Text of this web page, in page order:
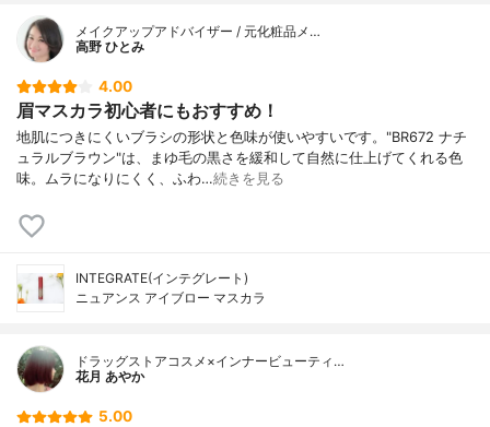
メイクアップアドバイザー / 元化粧品メ…
高野 ひとみ
4.00
眉マスカラ初心者にもおすすめ！
地肌につきにくいブラシの形状と色味が使いやすいです。"BR672 ナチ
ュラルブラウン"は、まゆ毛の黒さを緩和して自然に仕上げてくれる色
味。ムラになりにくく、ふわ…続きを見る
INTEGRATE(インテグレート)
ニュアンス アイブロー マスカラ
ドラッグストアコスメ×インナービューティ…
花月 あやか
5.00